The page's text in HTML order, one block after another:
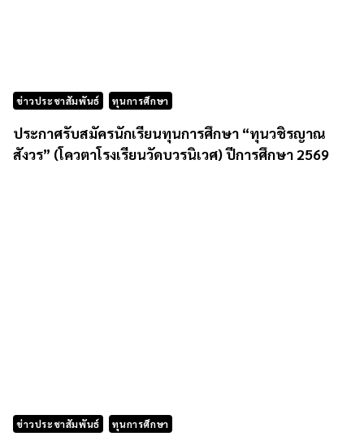
ข่าวประชาสัมพันธ์ ทุนการศึกษา
ประกาศรับสมัครนักเรียนทุนการศึกษา “ทุนวชิรญาณ
สังวร” (โควตาโรงเรียนวัดบวรนิเวศ) ปีการศึกษา 2569
ข่าวประชาสัมพันธ์ ทุนการศึกษา